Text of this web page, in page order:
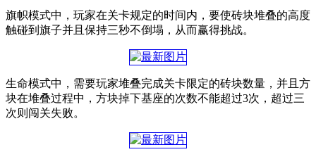
旗帜模式中，玩家在关卡规定的时间内，要使砖块堆叠的高度
触碰到旗子并且保持三秒不倒塌，从而赢得挑战。
生命模式中，需要玩家堆叠完成关卡限定的砖块数量，并且方
块在堆叠过程中，方块掉下基座的次数不能超过3次，超过三
次则闯关失败。